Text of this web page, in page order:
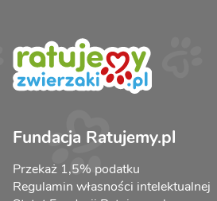
Fundacja Ratujemy.pl
Przekaż 1,5% podatku
Regulamin własności intelektualnej